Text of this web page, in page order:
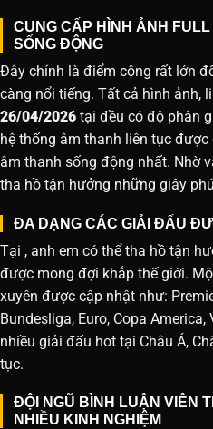
CUNG CẤP HÌNH ẢNH
SỐNG ĐỘNG
Đây chính là điểm cộng rất lớn
càng nổi tiếng. Tất cả hình ảnh,
26/04/2026 tại đều có độ phân
hệ thống âm thanh liên tục
âm thanh sống động nhất. Nhờ
tha hồ tận hưởng những giây
ĐA DẠNG CÁC GIẢI ĐẤU
Tại , anh em có thể tha hồ tận
được mong đợi khắp thế giới.
xuyên được cập nhật như:
Bundesliga, Euro, Copa
nhiều giải đấu hot tại Châu Á,
tục.
ĐỘI NGŨ BÌNH LUẬN VIÊN
NHIỀU KINH NGHIỆM